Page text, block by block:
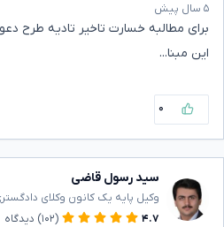
۵ سال پیش
برای مطالبه خسارت تاخیر تادیه طرح
این مبنا...
۰
سید رسول قاضی
وکیل پایه یک کانون وکلای
۴.۷
(۱۰۲) دیدگاه